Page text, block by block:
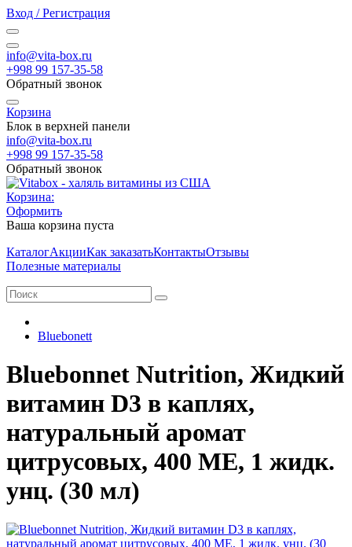
Вход / Регистрация
info@vita-box.ru
+998 99 157-35-58
Обратный звонок
Корзина
Блок в верхней панели
info@vita-box.ru
+998 99 157-35-58
Обратный звонок
Корзина:
Оформить
Ваша корзина пуста
КаталогАкцииКак заказатьКонтактыОтзывы
Полезные материалы
Bluebonett
Bluebonnet Nutrition, Жидкий
витамин D3 в каплях,
натуральный аромат
цитрусовых, 400 МЕ, 1 жидк.
унц. (30 мл)